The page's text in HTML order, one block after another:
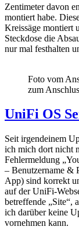
Zentimeter davon
montiert habe.
Kreissäge montiert
Steckdose die
nur mal festhalten
Foto vom
zum
UniFi OS
Seit irgendeinem
ich mich dort nicht
Fehlermeldung
– Benutzername &
App) sind korrekt
auf der UniFi-
betreffende „Site“,
ich darüber keine
vornehmen kann.